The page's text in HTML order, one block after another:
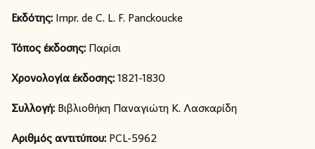
Εκδότης: Impr. de C. L. F. Panckoucke
Τόπος έκδοσης: Παρίσι
Χρονολογία έκδοσης:1821-1830
Συλλογή: Βιβλιοθήκη Παναγιώτη Κ. Λασκαρίδη
Αριθμός αντιτύπου: PCL-5962